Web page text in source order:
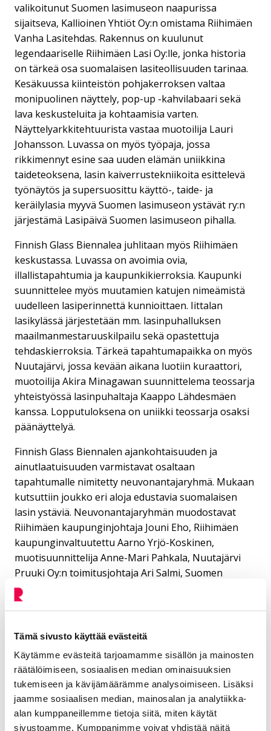
Tämä sivusto käyttää evästeitä
Käytämme evästeitä tarjoamamme sisällön ja mainosten
räätälöimiseen, sosiaalisen median ominaisuuksien
tukemiseen ja kävijämäärämme analysoimiseen. Lisäksi
jaamme sosiaalisen median, mainosalan ja analytiikka-
alan kumppaneillemme tietoja siitä, miten käytät
sivustoamme. Kumppanimme voivat yhdistää näitä
valikoitunut Suomen lasimuseon naapurissa
sijaitseva, Kallioinen Yhtiöt Oy:n omistama Riihimäen
Vanha Lasitehdas. Rakennus on kuulunut
legendaariselle Riihimäen Lasi Oy:lle, jonka historia
on tärkeä osa suomalaisen lasiteollisuuden tarinaa.
Kesäkuussa kiinteistön pohjakerroksen valtaa
monipuolinen näyttely, pop-up -kahvilabaari sekä
lava keskusteluita ja kohtaamisia varten.
Näyttelyarkkitehtuurista vastaa muotoilija Lauri
Johansson. Luvassa on myös työpaja, jossa
rikkimennyt esine saa uuden elämän uniikkina
taideteoksena, lasin kaiverrustekniikoita esittelevä
työnäytös ja supersuosittu käyttö-, taide- ja
keräilylasia myyvä Suomen lasimuseon ystävät ry:n
järjestämä Lasipäivä Suomen lasimuseon pihalla.
Finnish Glass Biennalea juhlitaan myös Riihimäen
keskustassa. Luvassa on avoimia ovia,
illallistapahtumia ja kaupunkikierroksia. Kaupunki
suunnittelee myös muutamien katujen nimeämistä
uudelleen lasiperinnettä kunnioittaen. Iittalan
lasikylässä järjestetään mm. lasinpuhalluksen
maailmanmestaruuskilpailu sekä opastettuja
tehdaskierroksia. Tärkeä tapahtumapaikka on myös
Nuutajärvi, jossa kevään aikana luotiin kuraattori,
muotoilija Akira Minagawan suunnittelema teossarja
yhteistyössä lasinpuhaltaja Kaappo Lähdesmäen
kanssa. Lopputuloksena on uniikki teossarja osaksi
päänäyttelyä.
Finnish Glass Biennalen ajankohtaisuuden ja
ainutlaatuisuuden varmistavat osaltaan
tapahtumalle nimitetty neuvonantajaryhmä. Mukaan
kutsuttiin joukko eri aloja edustavia suomalaisen
lasin ystäviä. Neuvonantajaryhmän muodostavat
Riihimäen kaupunginjohtaja Jouni Eho, Riihimäen
kaupunginvaltuutettu Aarno Yrjö-Koskinen,
muotisuunnittelija Anne-Mari Pahkala, Nuutajärvi
Pruuki Oy:n toimitusjohtaja Ari Salmi, Suomen
lasimuseon ystävät ry:n hallituksen jäsen Jyrki
Kippola, Iittalan Creative Director Janni Vepsäläinen
Hänninen. Ryhmän toimintaa ohjaavat Riihimäen
kaupungin kehityspäällikkö Kristian Keinänen,
Suomen lasimuseon johtaja Hanna Mamia-Walther
sekä Luovi Productionsin toimitusjohtaja Kari
Korkman.
Ensimmäinen Finnish Glass Biennale järjestetään 5.–